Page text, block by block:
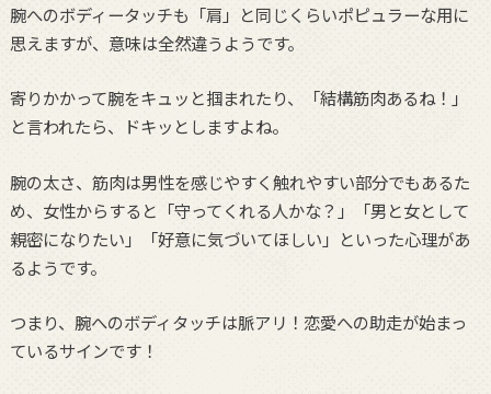
腕へのボディータッチも「肩」と同じくらいポピュラーな用に
思えますが、意味は全然違うようです。
寄りかかって腕をキュッと掴まれたり、「結構筋肉あるね！」
と言われたら、ドキッとしますよね。
腕の太さ、筋肉は男性を感じやすく触れやすい部分でもあるた
め、女性からすると「守ってくれる人かな？」「男と女として
親密になりたい」「好意に気づいてほしい」といった心理があ
るようです。
つまり、腕へのボディタッチは脈アリ！恋愛への助走が始まっ
ているサインです！